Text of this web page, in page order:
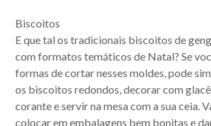
Biscoitos
E que tal os tradicionais biscoitos de
com formatos temáticos de Natal? Se
formas de cortar nesses moldes, pode
os biscoitos redondos, decorar com
corante e servir na mesa com a sua ceia.
colocar em embalagens bem bonitas e